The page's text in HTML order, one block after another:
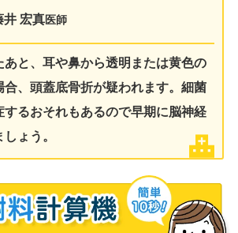
井 宏真医師
あと、耳や鼻から透明または黄色の
合、頭蓋底骨折が疑われます。細菌
するおそれもあるので早期に脳神経
ょう。